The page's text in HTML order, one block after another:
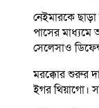
নেইমারকে
পাসের মাধ্যমে
সেলেসাও
মরক্কোর শুরুর
ইগর থিয়াগো।